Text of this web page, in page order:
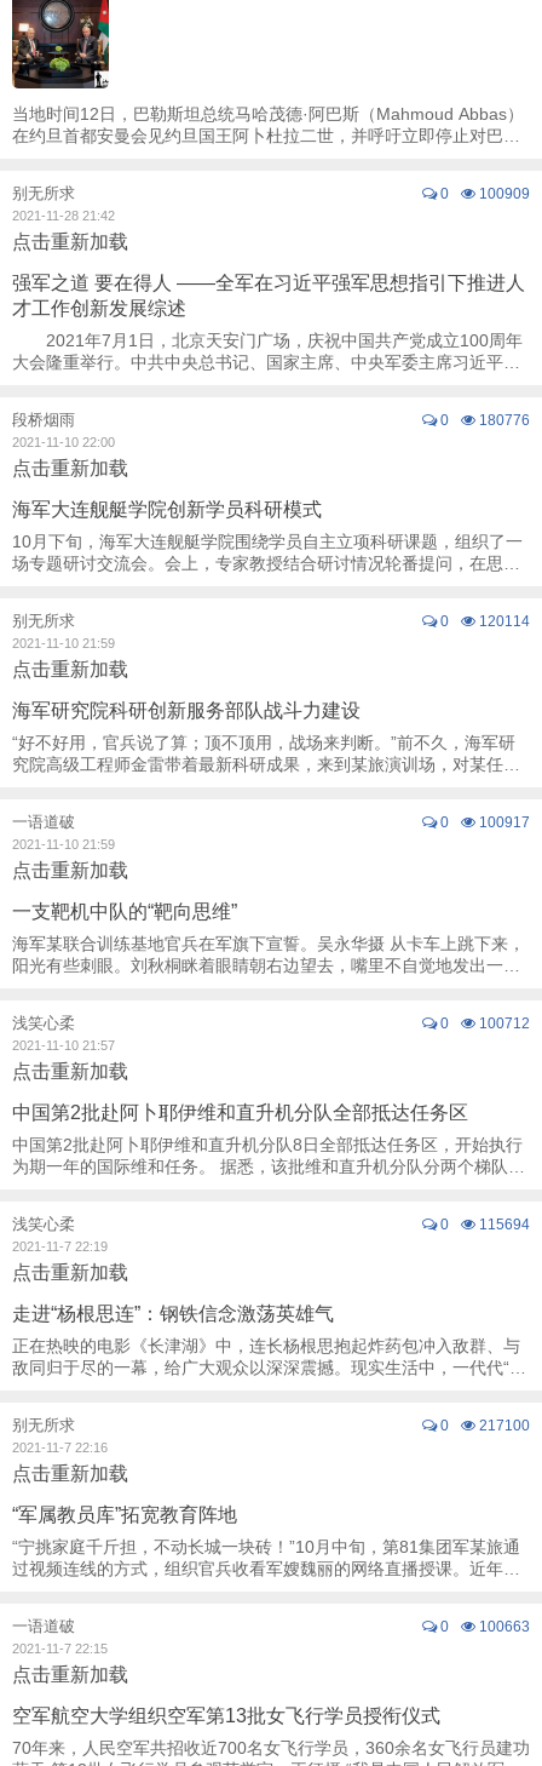
当地时间12日，巴勒斯坦总统马哈茂德·阿巴斯（Mahmoud Abbas）
在约旦首都安曼会见约旦国王阿卜杜拉二世，并呼吁立即停止对巴勒
0 100909
别无所求
2021-11-28 21:42
点击重新加载
强军之道 要在得人 ——全军在习近平强军思想指引下推进人
才工作创新发展综述
2021年7月1日，北京天安门广场，庆祝中国共产党成立100周年
大会隆重举行。中共中央总书记、国家主席、中央军委主席习近平话
0 180776
段桥烟雨
2021-11-10 22:00
点击重新加载
海军大连舰艇学院创新学员科研模式
10月下旬，海军大连舰艇学院围绕学员自主立项科研课题，组织了一
场专题研讨交流会。会上，专家教授结合研讨情况轮番提问，在思想
0 120114
别无所求
2021-11-10 21:59
点击重新加载
海军研究院科研创新服务部队战斗力建设
“好不好用，官兵说了算；顶不顶用，战场来判断。”前不久，海军研
究院高级工程师金雷带着最新科研成果，来到某旅演训场，对某任务
0 100917
一语道破
2021-11-10 21:59
点击重新加载
一支靶机中队的“靶向思维”
海军某联合训练基地官兵在军旗下宣誓。吴永华摄 从卡车上跳下来，
阳光有些刺眼。刘秋桐眯着眼睛朝右边望去，嘴里不自觉地发出一声
0 100712
浅笑心柔
2021-11-10 21:57
点击重新加载
中国第2批赴阿卜耶伊维和直升机分队全部抵达任务区
中国第2批赴阿卜耶伊维和直升机分队8日全部抵达任务区，开始执行
为期一年的国际维和任务。 据悉，该批维和直升机分队分两个梯队出
0 115694
浅笑心柔
2021-11-7 22:19
点击重新加载
走进“杨根思连”：钢铁信念激荡英雄气
正在热映的电影《长津湖》中，连长杨根思抱起炸药包冲入敌群、与
敌同归于尽的一幕，给广大观众以深深震撼。现实生活中，一代代“杨
0 217100
别无所求
2021-11-7 22:16
点击重新加载
“军属教员库”拓宽教育阵地
“宁挑家庭千斤担，不动长城一块砖！”10月中旬，第81集团军某旅通
过视频连线的方式，组织官兵收看军嫂魏丽的网络直播授课。近年
0 100663
一语道破
2021-11-7 22:15
点击重新加载
空军航空大学组织空军第13批女飞行学员授衔仪式
70年来，人民空军共招收近700名女飞行学员，360余名女飞行员建功